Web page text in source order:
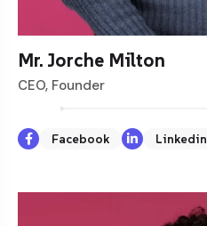
Mr. Jorche Milton
CEO, Founder
Facebook Linkedin